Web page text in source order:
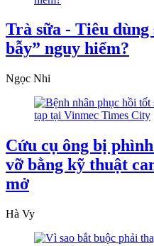
Trà sữa - Tiêu dùng
bẫy” nguy hiểm?
Ngọc Nhi
Cứu cụ ông bị
vỡ bằng kỹ thuật
mở
Hà Vy